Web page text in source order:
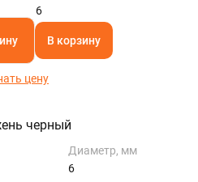
6
В корзину
цену
черный
Диаметр, мм
6